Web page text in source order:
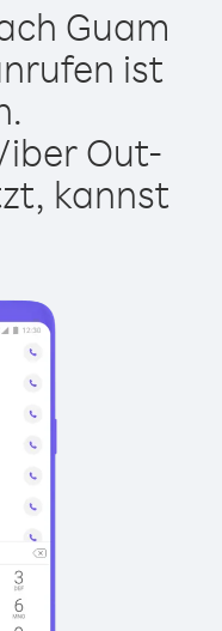
Guam
ist
Out-
kannst